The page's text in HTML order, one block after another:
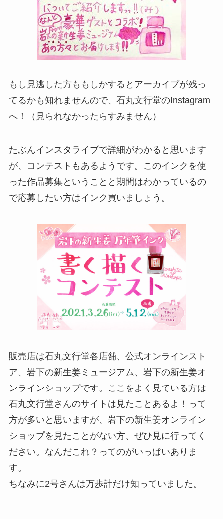
もし見逃した方ももしかするとアーカイブが残っ
てるかも知れませんので、石丸文行堂のInstagram
へ！（見られなかったらすみません）
たぶんインスタライブで詳細がわかると思います
が、コンテストもあるようです。このインクを使
った作品募集ということと期間はわかっているの
で応募したい方はインク買いましょう。
販売店は石丸文行堂各店舗、公式オンラインスト
ア、岩下の新生姜ミュージアム、岩下の新生姜オ
ンラインショップです。ここをよく見ている方は
石丸文行堂さんのサイトは見たことあるよ！って
方が多いと思いますが、岩下の新生姜オンライン
ショップを見たことがない方、ぜひ見に行ってく
ださい。なんだこれ？ってのがいっぱいありま
す。
ちなみに2号さんは万歩計だけ知っていました。